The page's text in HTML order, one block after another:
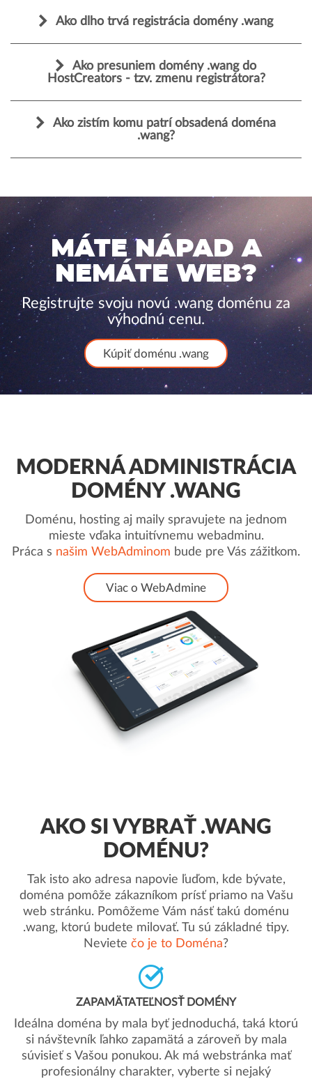
Ako dlho trvá registrácia domény .wang
Ako presuniem domény .wang do
HostCreators - tzv. zmenu registrátora?
Ako zistím komu patrí obsadená doména
.wang?
MÁTE NÁPAD A
NEMÁTE WEB?
Registrujte svoju novú .wang doménu za
výhodnú cenu.
Kúpiť doménu .wang
MODERNÁ ADMINISTRÁCIA
DOMÉNY .WANG
Doménu, hosting aj maily spravujete na jednom
mieste vďaka intuitívnemu webadminu.
Práca s našim WebAdminom bude pre Vás zážitkom.
Viac o WebAdmine
AKO SI VYBRAŤ .WANG
DOMÉNU?
Tak isto ako adresa napovie ľuďom, kde bývate,
doména pomôže zákazníkom prísť priamo na Vašu
web stránku. Pomôžeme Vám násť takú doménu
.wang, ktorú budete milovať. Tu sú základné tipy.
Neviete čo je to Doména?
ZAPAMÄTATEĽNOSŤ DOMÉNY
Ideálna doména by mala byť jednoduchá, taká ktorú
si návštevník ľahko zapamätá a zároveň by mala
súvisieť s Vašou ponukou. Ak má webstránka mať
profesionálny charakter, vyberte si nejaký